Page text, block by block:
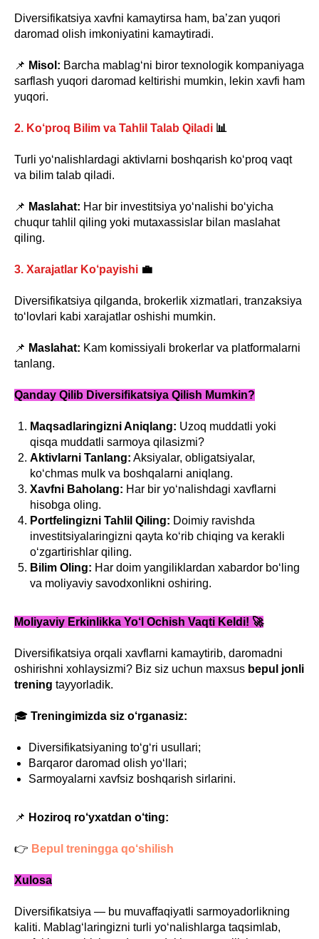
Diversifikatsiya xavfni kamaytirsa ham, ba’zan yuqori
daromad olish imkoniyatini kamaytiradi.
📌 Misol: Barcha mablag‘ni biror texnologik kompaniyaga
sarflash yuqori daromad keltirishi mumkin, lekin xavfi ham
yuqori.
2. Ko‘proq Bilim va Tahlil Talab Qiladi 📊
Turli yo‘nalishlardagi aktivlarni boshqarish ko‘proq vaqt
va bilim talab qiladi.
📌 Maslahat: Har bir investitsiya yo‘nalishi bo‘yicha
chuqur tahlil qiling yoki mutaxassislar bilan maslahat
qiling.
3. Xarajatlar Ko‘payishi 💼
Diversifikatsiya qilganda, brokerlik xizmatlari, tranzaksiya
to‘lovlari kabi xarajatlar oshishi mumkin.
📌 Maslahat: Kam komissiyali brokerlar va platformalarni
tanlang.
Qanday Qilib Diversifikatsiya Qilish Mumkin?
Maqsadlaringizni Aniqlang: Uzoq muddatli yoki
qisqa muddatli sarmoya qilasizmi?
Aktivlarni Tanlang: Aksiyalar, obligatsiyalar,
ko‘chmas mulk va boshqalarni aniqlang.
Xavfni Baholang: Har bir yo‘nalishdagi xavflarni
hisobga oling.
Portfelingizni Tahlil Qiling: Doimiy ravishda
investitsiyalaringizni qayta ko‘rib chiqing va kerakli
o‘zgartirishlar qiling.
Bilim Oling: Har doim yangiliklardan xabardor bo‘ling
va moliyaviy savodxonlikni oshiring.
Moliyaviy Erkinlikka Yo‘l Ochish Vaqti Keldi! 🚀
Diversifikatsiya orqali xavflarni kamaytirib, daromadni
oshirishni xohlaysizmi? Biz siz uchun maxsus bepul jonli
trening tayyorladik.
🎓 Treningimizda siz o‘rganasiz:
Diversifikatsiyaning to‘g‘ri usullari;
Barqaror daromad olish yo‘llari;
Sarmoyalarni xavfsiz boshqarish sirlarini.
📌 Hoziroq ro‘yxatdan o‘ting:
👉 Bepul treningga qo‘shilish
Xulosa
Diversifikatsiya — bu muvaffaqiyatli sarmoyadorlikning
kaliti. Mablag‘laringizni turli yo‘nalishlarga taqsimlab,